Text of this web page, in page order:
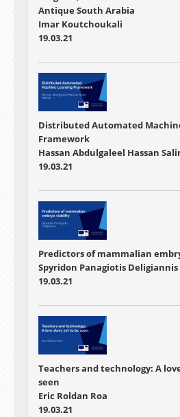
Antique South Arabia
Imar Koutchoukali
19.03.21
Distributed Automated
Framework
Hassan Abdulgaleel Hassan
19.03.21
Predictors of mammalian
Spyridon Panagiotis Deligiannis
19.03.21
Teachers and technology: A
seen
Eric Roldan Roa
19.03.21